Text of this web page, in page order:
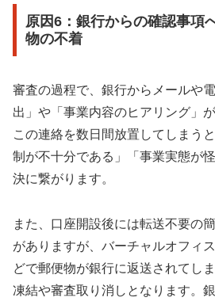
原因6：銀行からの確認事項
物の不着
審査の過程で、銀行からメールや
出」や「事業内容のヒアリング」
この連絡を数日間放置してしまう
制が不十分である」「事業実態が
決に繋がります。
また、口座開設後には転送不要の
がありますが、バーチャルオフィ
どで郵便物が銀行に返送されてし
凍結や審査取り消しとなります。